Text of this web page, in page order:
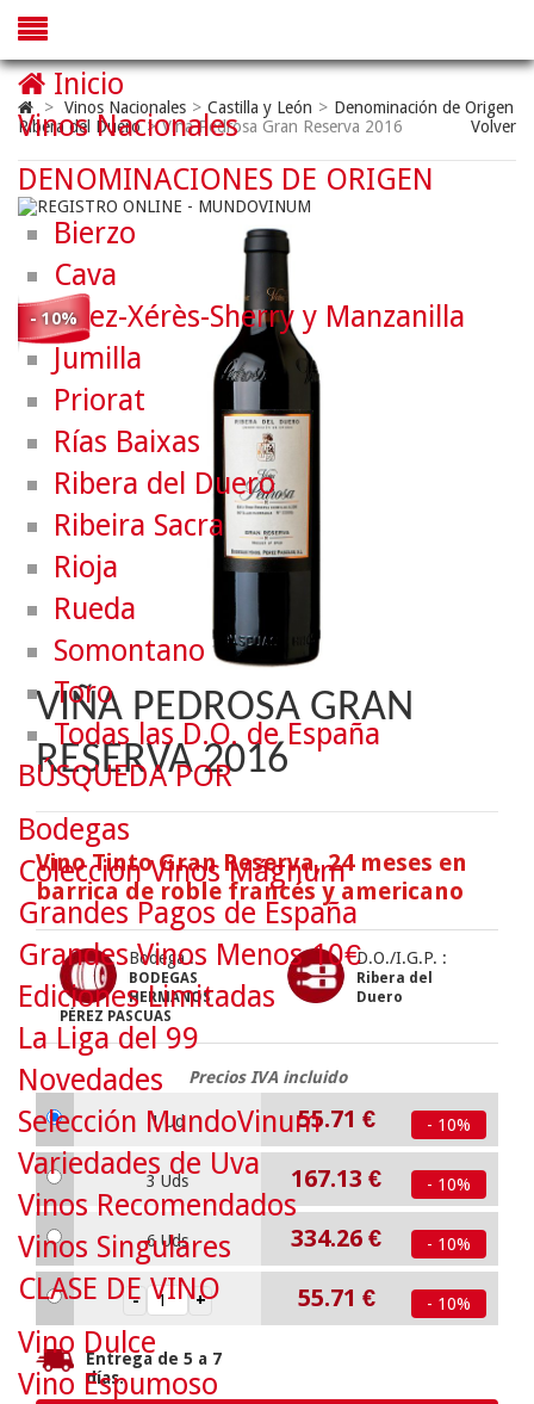
> Vinos Nacionales > Castilla y León > Denominación de Origen
Ribera del Duero > Viña Pedrosa Gran Reserva 2016 Volver
- 10%
VIÑA PEDROSA GRAN
RESERVA 2016
Vino Tinto Gran Reserva, 24 meses en
barrica de roble francés y americano
Bodega :
BODEGAS
HERMANOS
PÉREZ PASCUAS
D.O./I.G.P. :
Ribera del
Duero
Precios IVA incluido
1 Ud 55.71 € - 10%
3 Uds 167.13 € - 10%
6 Uds 334.26 € - 10%
55.71 € - 10%
Entrega de 5 a 7
días.
Inicio
Vinos Nacionales
DENOMINACIONES DE ORIGEN
Bierzo
Cava
Jerez-Xérès-Sherry y Manzanilla
Jumilla
Priorat
Rías Baixas
Ribera del Duero
Ribeira Sacra
Rioja
Rueda
Somontano
Toro
Todas las D.O. de España
BÚSQUEDA POR
Bodegas
Colección Vinos Mágnum
Grandes Pagos de España
Grandes Vinos Menos 10€
Ediciones Limitadas
La Liga del 99
Novedades
Selección MundoVinum
Variedades de Uva
Vinos Recomendados
Vinos Singulares
CLASE DE VINO
Vino Dulce
Vino Espumoso